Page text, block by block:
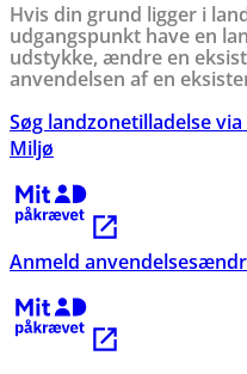
Hvis din grund ligger i
udgangspunkt have en
udstykke, ændre en
anvendelsen af en
Søg landzonetilladelse
Miljø
Kræver MitID
Anmeld
Kræver MitID